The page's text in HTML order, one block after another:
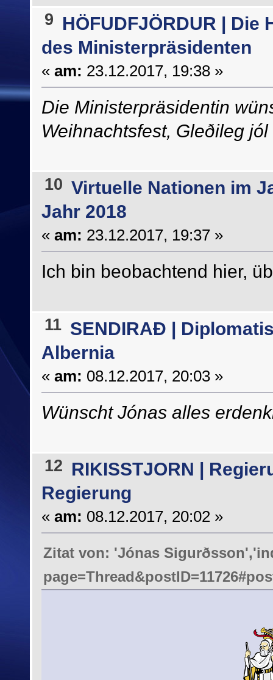
9 HÖFUDFJÖRDUR | Die
des Ministerpräsidenten
« am: 23.12.2017, 19:38 »
Die Ministerpräsidentin
Weihnachtsfest, Gleðileg jól
10 Virtuelle Nationen im
Jahr 2018
« am: 23.12.2017, 19:37 »
Ich bin beobachtend hier,
11 SENDIRAÐ |
Albernia
« am: 08.12.2017, 20:03 »
Wünscht Jónas alles
12 RIKISSTJORN |
Regierung
« am: 08.12.2017, 20:02 »
Zitat von: 'Jónas